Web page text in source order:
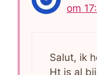
om
Salut, ik
Ht is al